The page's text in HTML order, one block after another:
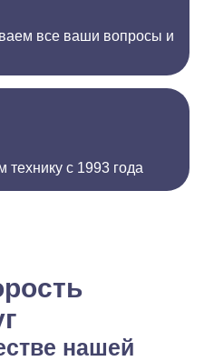
все ваши вопросы и
с 1993 года
нашей